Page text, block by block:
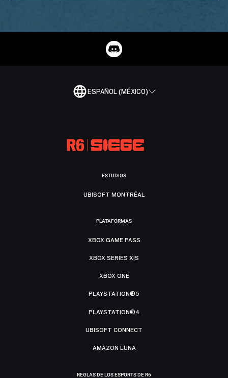
ESPAÑOL (MÉXICO)
ESTUDIOS
UBISOFT MONTRÉAL
PLATAFORMAS
XBOX GAME PASS
XBOX SERIES X|S
XBOX ONE
PLAYSTATION®5
PLAYSTATION®4
UBISOFT CONNECT
AMAZON LUNA
REGLAS DE LOS ESPORTS DE R6